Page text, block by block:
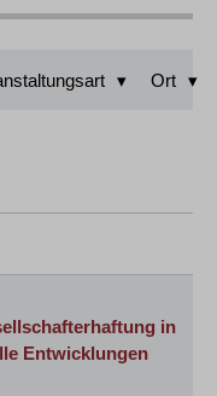
Ort
in
Entwicklungen